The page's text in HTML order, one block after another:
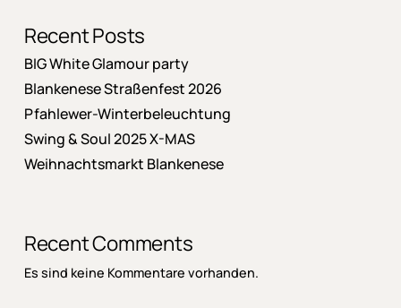
Recent Posts
BIG White Glamour party
Blankenese Straßenfest 2026
Pfahlewer-Winterbeleuchtung
Swing & Soul 2025 X-MAS
Weihnachtsmarkt Blankenese
Recent Comments
Es sind keine Kommentare vorhanden.